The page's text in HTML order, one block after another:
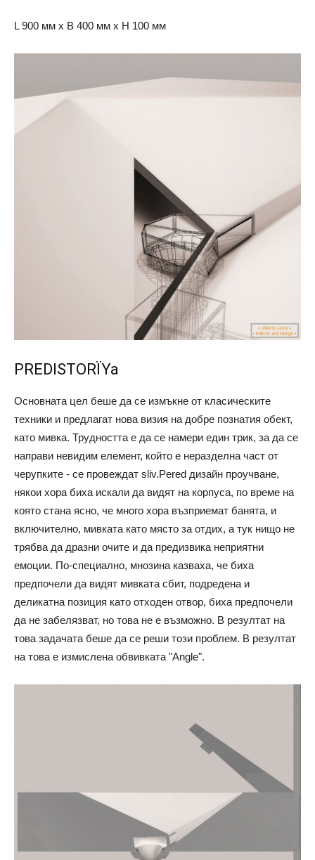
L 900 мм х В 400 мм х Н 100 мм
PREDISTORÏYa
Основната цел беше да се измъкне от класическите
техники и предлагат нова визия на добре познатия обект,
като мивка. Трудността е да се намери един трик, за да се
направи невидим елемент, който е неразделна част от
черупките - се провеждат sliv.Pered дизайн проучване,
някои хора биха искали да видят на корпуса, по време на
която стана ясно, че много хора възприемат банята, и
включително, мивката като място за отдих, а тук нищо не
трябва да дразни очите и да предизвика неприятни
емоции. По-специално, мнозина казваха, че биха
предпочели да видят мивката сбит, подредена и
деликатна позиция като отходен отвор, биха предпочели
да не забелязват, но това не е възможно. В резултат на
това задачата беше да се реши този проблем. В резултат
на това е измислена обвивката "Angle".